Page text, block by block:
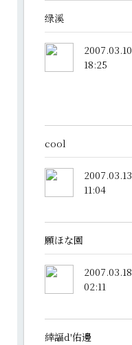
绿溪
2007.03.10
18:25
cool
2007.03.13
11:04
願ほな園
2007.03.18
02:11
緈諨d'佑邊